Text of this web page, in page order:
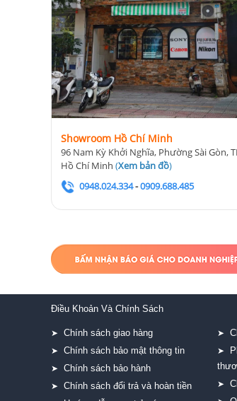
Showroom Hồ Chí Minh
96 Nam Kỳ Khởi Nghĩa, Phường Sài Gòn,
Hồ Chí Minh (Xem bản đồ)
0948.024.334-0909.688.485
Điều Khoản Và Chính Sách
➤ Chính sách giao hàng
➤ Chính sách bảo mật thông tin
➤ Chính sách bảo hành
➤ Chính sách đổi trả và hoàn tiền
➤
➤
➤